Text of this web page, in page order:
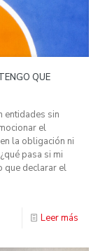
QUE
entidades sin
el
la obligación ni
pasa si mi
que declarar el
Leer más